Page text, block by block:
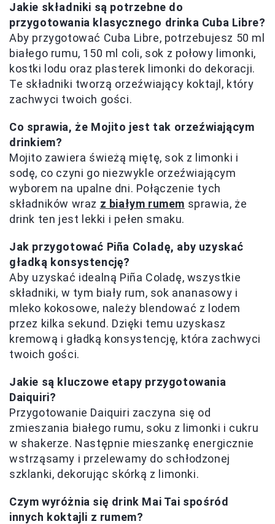
Jakie składniki są potrzebne do
przygotowania klasycznego drinka Cuba Libre?
Aby przygotować Cuba Libre, potrzebujesz 50 ml
białego rumu, 150 ml coli, sok z połowy limonki,
kostki lodu oraz plasterek limonki do dekoracji.
Te składniki tworzą orzeźwiający koktajl, który
zachwyci twoich gości.
Co sprawia, że Mojito jest tak orzeźwiającym
drinkiem?
Mojito zawiera świeżą miętę, sok z limonki i
sodę, co czyni go niezwykle orzeźwiającym
wyborem na upalne dni. Połączenie tych
składników wraz z białym rumem sprawia, że
drink ten jest lekki i pełen smaku.
Jak przygotować Piña Coladę, aby uzyskać
gładką konsystencję?
Aby uzyskać idealną Piña Coladę, wszystkie
składniki, w tym biały rum, sok ananasowy i
mleko kokosowe, należy blendować z lodem
przez kilka sekund. Dzięki temu uzyskasz
kremową i gładką konsystencję, która zachwyci
twoich gości.
Jakie są kluczowe etapy przygotowania
Daiquiri?
Przygotowanie Daiquiri zaczyna się od
zmieszania białego rumu, soku z limonki i cukru
w shakerze. Następnie mieszankę energicznie
wstrząsamy i przelewamy do schłodzonej
szklanki, dekorując skórką z limonki.
Czym wyróżnia się drink Mai Tai spośród
innych koktajli z rumem?